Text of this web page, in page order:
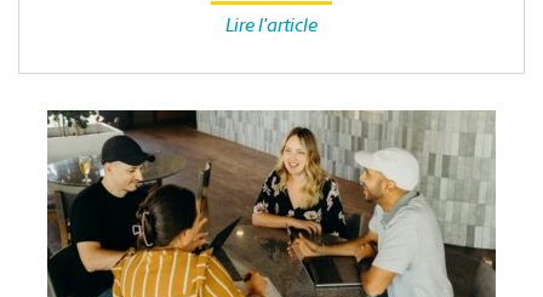
Lire l'article